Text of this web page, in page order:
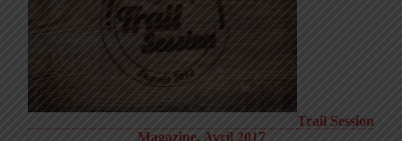
Trail Session
Magazine, Avril 2017